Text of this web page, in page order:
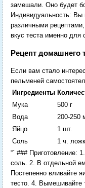
замешали. Оно будет
Индивидуальность: Вы
различными
вкус теста именно для
Рецепт домашнего
Если вам стало
пельменей
Ингредиенты
Мука
500 г
Вода
200-250
Яйцо
1 шт.
Соль
1 ч.
“` ### Приготовление:
соль. 2. В отдельной
Постепенно вливайте
тесто. 4. Вымешивайте